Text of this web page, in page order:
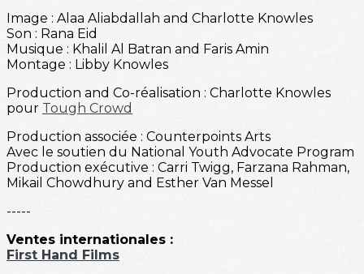
Image : Alaa Aliabdallah and Charlotte Knowles
Son : Rana Eid
Musique : Khalil Al Batran and Faris Amin
Montage : Libby Knowles
Production and Co-réalisation : Charlotte Knowles
pour Tough Crowd
Production associée : Counterpoints Arts
Avec le soutien du National Youth Advocate Program
Production exécutive : Carri Twigg, Farzana Rahman,
Mikail Chowdhury and Esther Van Messel
-----
Ventes internationales :
First Hand Films